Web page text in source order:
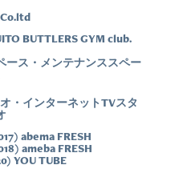
BUTTLERS GYM club.
ース・メンテナンススペー
・インターネットTVスタ
abema FRESH
ameba FRESH
YOU TUBE